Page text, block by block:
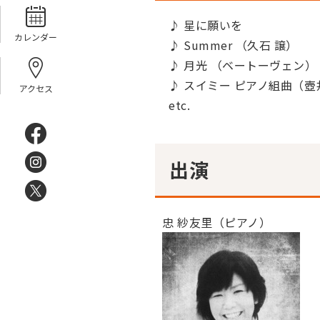
カレンダー
アクセス
♪ 星に願いを
♪ Summer （久石 譲）
♪ 月光 （ベートーヴェン）
♪ スイミー ピアノ組曲（壺
etc.
出演
忠 紗友里（ピアノ）